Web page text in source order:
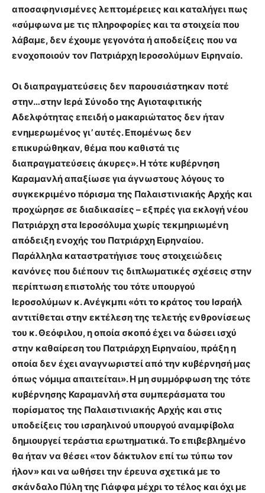
αποσαφηνισμένες λεπτομέρειες και καταλήγει πως
«σύμφωνα με τις πληροφορίες και τα στοιχεία που
λάβαμε, δεν έχουμε γεγονότα ή αποδείξεις που να
ενοχοποιούν τον Πατριάρχη Ιεροσολύμων Ειρηναίο.
Οι διαπραγματεύσεις δεν παρουσιάστηκαν ποτέ
στην…στην Ιερά Σύνοδο της Αγιοταφιτικής
Αδελφότητας επειδή ο μακαριώτατος δεν ήταν
ενημερωμένος γι’ αυτές. Επομένως δεν
επικυρώθηκαν, θέμα που καθιστά τις
διαπραγματεύσεις άκυρες». Η τότε κυβέρνηση
Καραμανλή απαξίωσε για άγνωστους λόγους το
συγκεκριμένο πόρισμα της Παλαιστινιακής Αρχής και
προχώρησε σε διαδικασίες – εξπρές για εκλογή νέου
Πατριάρχη στα Ιεροσόλυμα χωρίς τεκμηριωμένη
απόδειξη ενοχής του Πατριάρχη Ειρηναίου.
Παράλληλα καταστρατήγισε τους στοιχειώδεις
κανόνες που διέπουν τις διπλωματικές σχέσεις στην
περίπτωση επιστολής του τότε υπουργού
Ιεροσολύμων κ. Ανέγκμπι «ότι το κράτος του Ισραήλ
αντιτίθεται στην εκτέλεση της τελετής ενθρονίσεως
του κ. Θεόφιλου, η οποία σκοπό έχει να δώσει ισχύ
στην καθαίρεση του Πατριάρχη Ειρηναίου, πράξη η
οποία δεν έχει αναγνωριστεί από την κυβέρνησή μας
όπως νόμιμα απαιτείται». Η μη συμμόρφωση της τότε
κυβέρνησης Καραμανλή στα συμπεράσματα του
πορίσματος της Παλαιστινιακής Αρχής και στις
υποδείξεις του ισραηλινού υπουργού αναμφίβολα
δημιουργεί τεράστια ερωτηματικά. Το επιβεβλημένο
θα ήταν να θέσει «τον δάκτυλον επί τω τύπω τον
ήλον» και να ωθήσει την έρευνα σχετικά με το
σκάνδαλο Πύλη της Γιάφφα μέχρι το τέλος και όχι με